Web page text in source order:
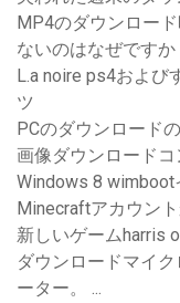
MP4のダウンロー
ないのはなぜですか
L.a noire ps4および
ツ
PCのダウンロード
画像ダウンロード
Windows 8
Minecraftアカウン
新しいゲームharris
ダウンロードマイ
ーター。 ...